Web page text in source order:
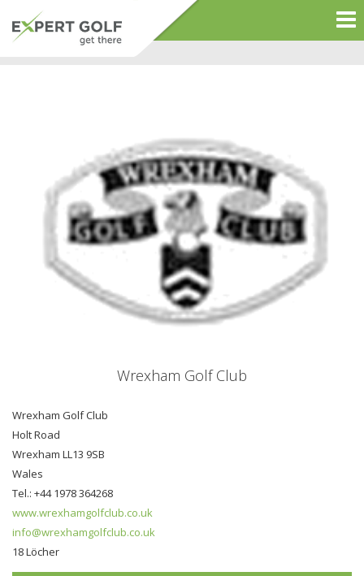
Wrexham Golf Club
Wrexham Golf Club
Holt Road
Wrexham LL13 9SB
Wales
Tel.: +44 1978 364268
www.wrexhamgolfclub.co.uk
info@wrexhamgolfclub.co.uk
18 Löcher